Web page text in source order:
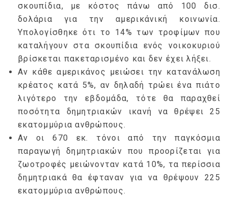
σκουπίδια, με κόστος πάνω από 100 δισ.
δολάρια για την αμερικάνική κοινωνία.
Υπολογίσθηκε ότι το 14% των τροφίμων που
καταλήγουν στα σκουπίδια ενός νοικοκυριού
βρίσκεται πακεταρισμένο και δεν έχει λήξει.
Αν κάθε αμερικάνος μειώσει την κατανάλωση
κρέατος κατά 5%, αν δηλαδή τρώει ένα πιάτο
λιγότερο την εβδομάδα, τότε θα παραχθεί
ποσότητα δημητριακών ικανή να θρέψει 25
εκατομμύρια ανθρώπους.
Αν οι 670 εκ. τόνοι από την παγκόσμια
παραγωγή δημητριακών που προορίζεται για
ζωοτροφές μειώνονταν κατά 10%, τα περίσσια
δημητριακά θα έφταναν για να θρέψουν 225
εκατομμύρια ανθρώπους.